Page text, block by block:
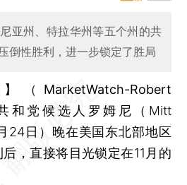
亚州、特拉华州等五个州的共
倒性胜利，进一步锁定了胜局
（MarketWatch-Robert
和党候选人罗姆尼（Mitt
24日）晚在美国东北部地区
，直接将目光锁定在11月的